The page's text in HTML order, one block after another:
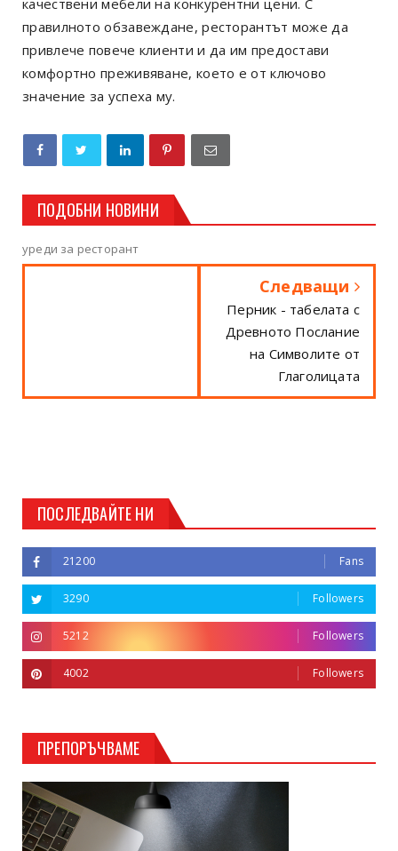
правилното обзавеждане, ресторантът може да
привлече повече клиенти и да им предостави
комфортно преживяване, което е от ключово
значение за успеха му.
ПОДОБНИ НОВИНИ
уреди за ресторант
Следващи
Перник - табелата с
Древното Послание
на Символите от
Глаголицата
ПОСЛЕДВАЙТЕ НИ
21200 Fans
3290 Followers
5212 Followers
4002 Followers
ПРЕПОРЪЧВАМЕ